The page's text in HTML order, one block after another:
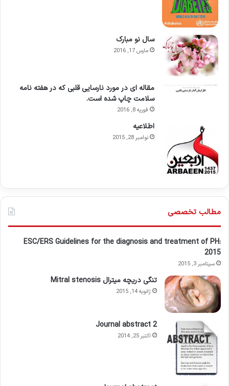
سال نو مبارک
مارس 17, 2016
مقاله ای در مورد نارسایی قلبی که در هفته نامه
سلامت چاپ شده است.
فوریه 8, 2016
اطلاعيه
نوامبر 28, 2015
مطالب تخصصی
ESC/ERS Guidelines for the diagnosis and treatment of PH:
2015
سپتامبر 3, 2015
تنگی دریچه میترال Mitral stenosis
ژانویه 14, 2015
Journal abstract 2
اکتبر 25, 2014